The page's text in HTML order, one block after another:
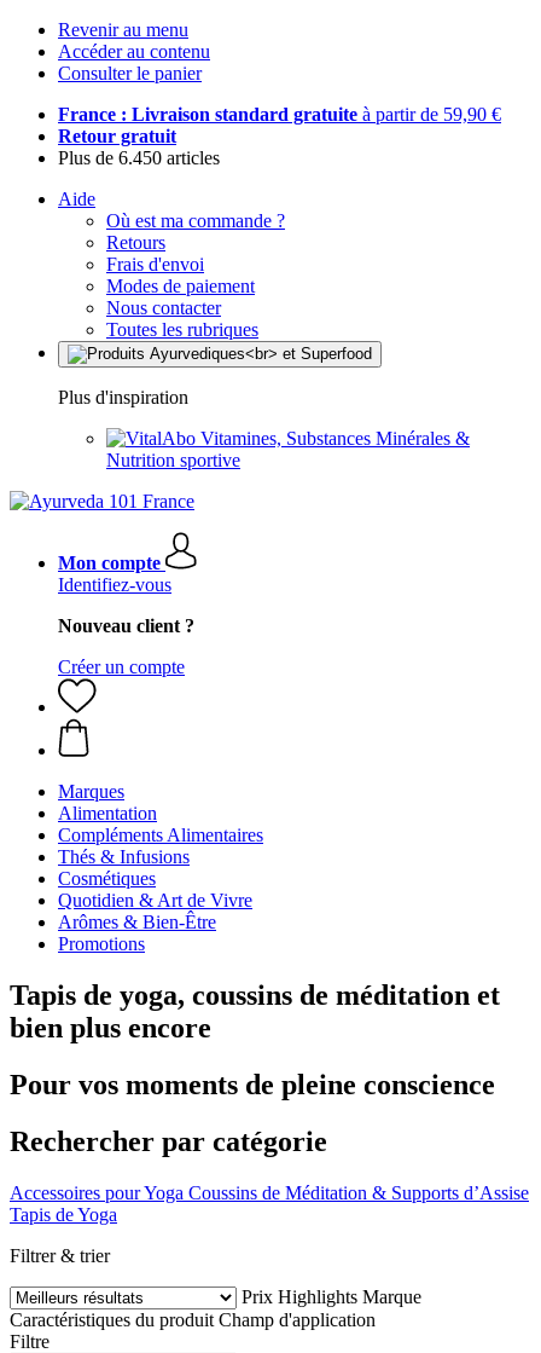
Revenir au menu
Accéder au contenu
Consulter le panier
France : Livraison standard gratuite à partir de 59,90 €
Retour gratuit
Plus de 6.450 articles
Aide
Où est ma commande ?
Retours
Frais d'envoi
Modes de paiement
Nous contacter
Toutes les rubriques
Plus d'inspiration
Vitamines, Substances Minérales &
Nutrition sportive
Mon compte
Identifiez-vous
Nouveau client ?
Créer un compte
Marques
Alimentation
Compléments Alimentaires
Thés & Infusions
Cosmétiques
Quotidien & Art de Vivre
Arômes & Bien-Être
Promotions
Tapis de yoga, coussins de méditation et
bien plus encore
Pour vos moments de pleine conscience
Rechercher par catégorie
Accessoires pour Yoga Coussins de Méditation & Supports d’Assise
Tapis de Yoga
Filtrer & trier
Prix Highlights Marque
Caractéristiques du produit Champ d'application
Filtre